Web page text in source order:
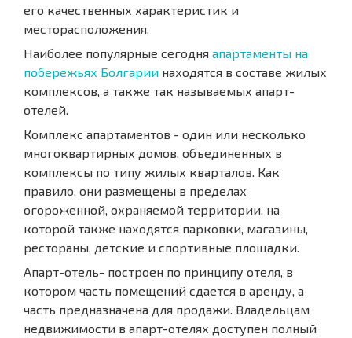
его качественных характеристик и
месторасположения.
Наиболее популярные сегодня апартаменты на
побережьях Болгарии находятся в составе жилых
комплексов, а также так называемых апарт-
отелей.
Комплекс апартаментов - один или несколько
многоквартирных домов, объединенных в
комплексы по типу жилых кварталов. Как
правило, они размещены в пределах
огороженной, охраняемой территории, на
которой также находятся парковки, магазины,
рестораны, детские и спортивные площадки.
Апарт-отель- построен по принципу отеля, в
котором часть помещений сдается в аренду, а
часть предназначена для продажи. Владельцам
недвижимости в апарт-отелях доступен полный